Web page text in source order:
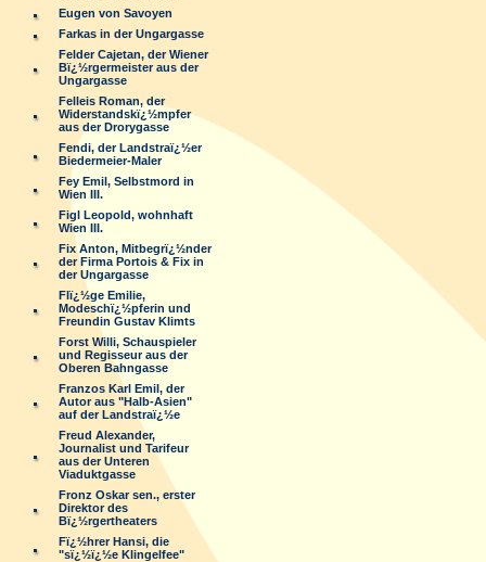
Eugen von Savoyen
Farkas in der Ungargasse
Felder Cajetan, der Wiener
Bï¿½rgermeister aus der
Ungargasse
Felleis Roman, der
Widerstandskï¿½mpfer
aus der Drorygasse
Fendi, der Landstraï¿½er
Biedermeier-Maler
Fey Emil, Selbstmord in
Wien III.
Figl Leopold, wohnhaft
Wien III.
Fix Anton, Mitbegrï¿½nder
der Firma Portois & Fix in
der Ungargasse
Flï¿½ge Emilie,
Modeschï¿½pferin und
Freundin Gustav Klimts
Forst Willi, Schauspieler
und Regisseur aus der
Oberen Bahngasse
Franzos Karl Emil, der
Autor aus "Halb-Asien"
auf der Landstraï¿½e
Freud Alexander,
Journalist und Tarifeur
aus der Unteren
Viaduktgasse
Fronz Oskar sen., erster
Direktor des
Bï¿½rgertheaters
Fï¿½hrer Hansi, die
"sï¿½ï¿½e Klingelfee"